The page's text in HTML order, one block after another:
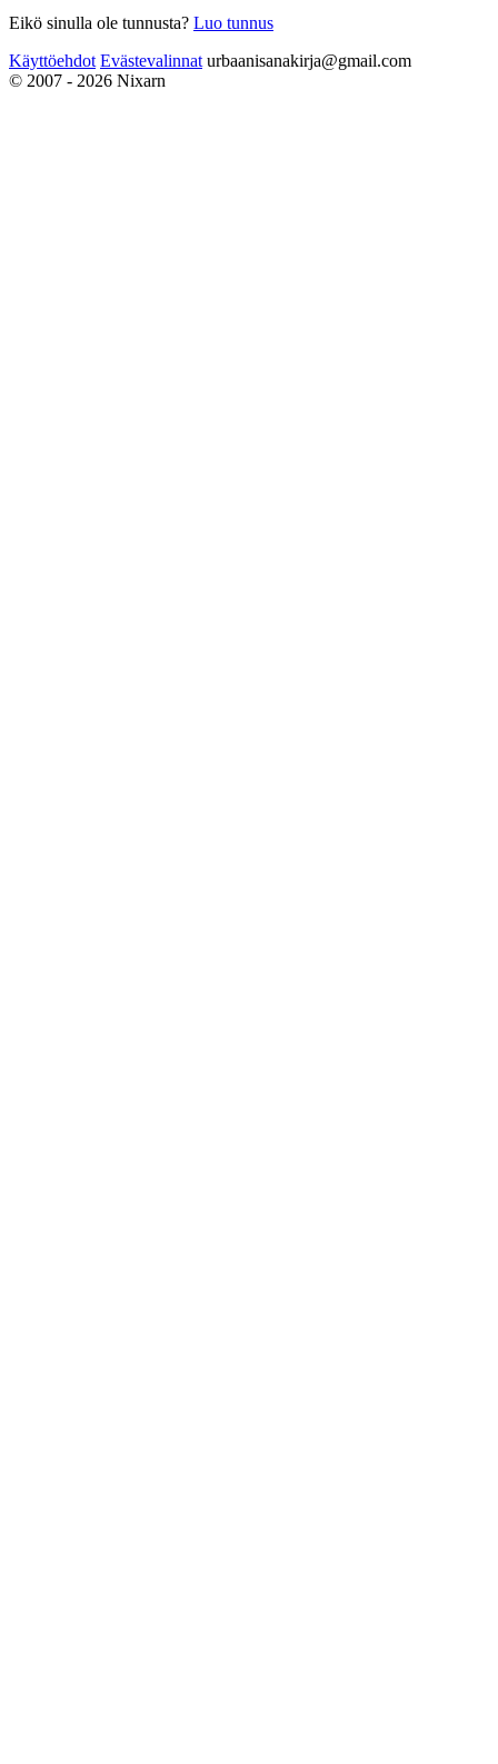
Eikö sinulla ole tunnusta? Luo tunnus
Käyttöehdot Evästevalinnat urbaanisanakirja@gmail.com
© 2007 - 2026 Nixarn